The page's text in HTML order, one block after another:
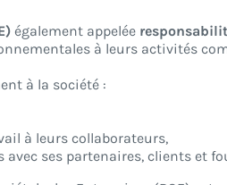
également appelée
à leurs activités
à la société :
à leurs collaborateurs,
ses partenaires, clients et